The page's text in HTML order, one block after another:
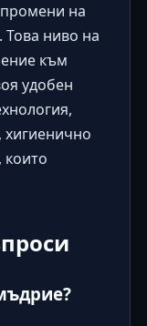
на
Това ниво на
към
удобен
хигиенично
които